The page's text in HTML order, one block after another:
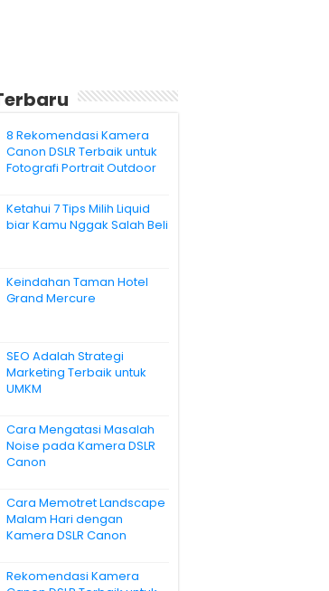
8 Rekomendasi Kamera
Canon DSLR Terbaik untuk
Fotografi Portrait Outdoor
Ketahui 7 Tips Milih Liquid
biar Kamu Nggak Salah Beli
Keindahan Taman Hotel
Grand Mercure
SEO Adalah Strategi
Marketing Terbaik untuk
UMKM
Cara Mengatasi Masalah
Noise pada Kamera DSLR
Canon
Cara Memotret Landscape
Malam Hari dengan
Kamera DSLR Canon
Rekomendasi Kamera